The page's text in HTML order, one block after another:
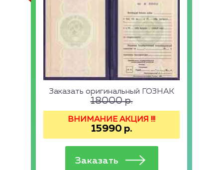
Заказать оригинальный ГОЗНАК
18000р.
ВНИМАНИЕ АКЦИЯ !!!
15990 р.